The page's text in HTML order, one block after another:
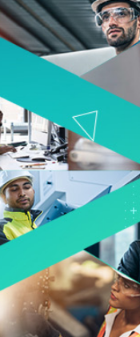
行业解决方案
学术
建筑
能源和自然资源
政府和公共部门
保险
制造和工业
制药
服务
软件和技术
服务
培训
部署
自定进度的学习
继续教育
阅和激活
Quick Start
培训
持文档
件更新
品下载
持政策
关于我们
领导团队
合作伙伴
Minitab 商品
和